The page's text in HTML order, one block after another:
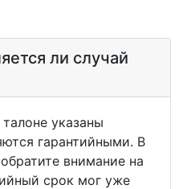
ли случай
указаны
гарантийными. В
внимание на
срок мог уже